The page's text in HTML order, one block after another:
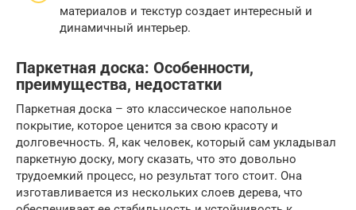
материалов и текстур создает интересный и
динамичный интерьер.
Паркетная доска: Особенности,
преимущества, недостатки
Паркетная доска – это классическое напольное
покрытие, которое ценится за свою красоту и
долговечность. Я, как человек, который сам укладывал
паркетную доску, могу сказать, что это довольно
трудоемкий процесс, но результат того стоит. Она
изготавливается из нескольких слоев дерева, что